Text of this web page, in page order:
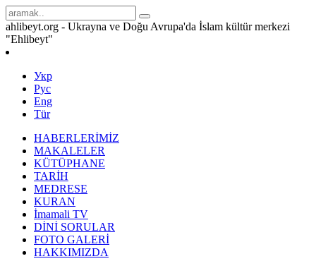
ahlibeyt.org - Ukrayna ve Doğu Avrupa'da İslam kültür merkezi
"Ehlibeyt"
Укр
Рус
Eng
Tür
HABERLERİMİZ
MAKALELER
KÜTÜPHANE
TARİH
MEDRESE
KURAN
İmamali TV
DİNİ SORULAR
FOTO GALERİ
HAKKIMIZDA